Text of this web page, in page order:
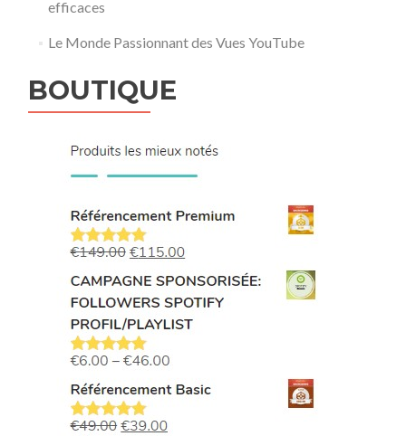
efficaces
Le Monde Passionnant des Vues YouTube
BOUTIQUE